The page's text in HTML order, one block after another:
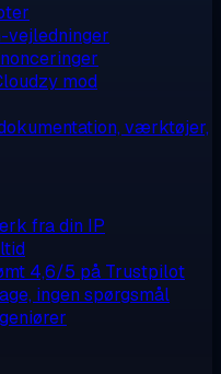
mod
værktøjer,
fra din IP
4,6/5 på Trustpilot
ingen spørgsmål